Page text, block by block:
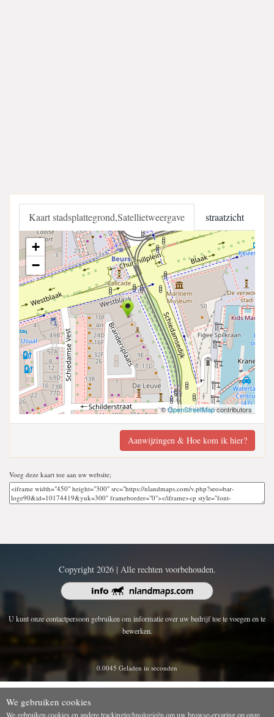
Kaart stadsplattegrond,Satellietweergave straatzicht
+
−
©OpenStreetMapcontributors
Aanwijzingen & Hoe kom ik hier?
Voeg deze kaart toe aan uw website;
Copyright 2026 | Alle rechten voorbehouden.
U kunt onze contactpersoon gebruiken om informatie over uw bedrijf toe te voegen en te
bewerken.
0.0045 Geladen in seconden
We gebruiken cookies
We gebruiken cookies en andere trackingtechnologieën om uw browse-ervaring op onze